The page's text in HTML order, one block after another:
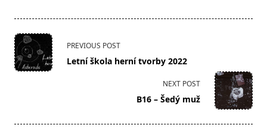
<span
class="nav-
subtitle
PREVIOUS POST
Letní škola herní tvorby 2022
NEXT POST
B16 – Šedý muž